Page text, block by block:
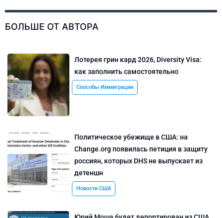
БОЛЬШЕ ОТ АВТОРА
Лотерея грин кард 2026, Diversity Visa:
как заполнить самостоятельно
Способы Иммиграции
Политическое убежище в США: на
Change.org появилась петиция в защиту
россиян, которых DHS не выпускает из
детеншн
Новости США